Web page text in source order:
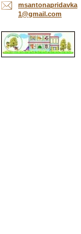
msantonapridavka
1@gmail.com